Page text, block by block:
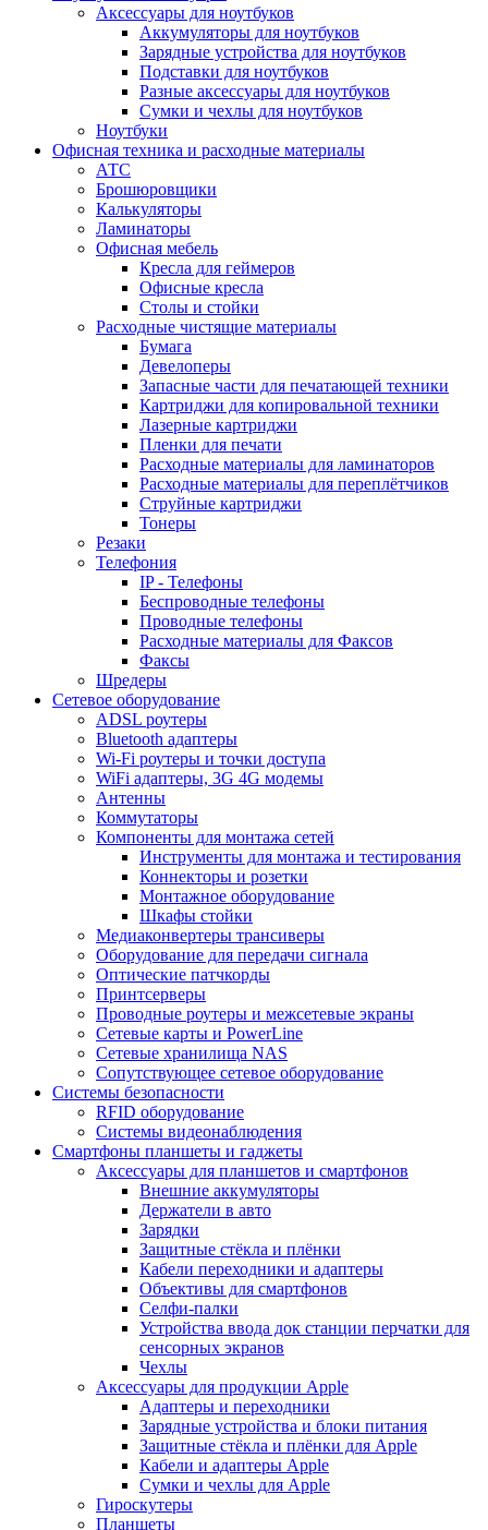
Аксессуары для ноутбуков
Аккумуляторы для ноутбуков
Зарядные устройства для ноутбуков
Подставки для ноутбуков
Разные аксессуары для ноутбуков
Сумки и чехлы для ноутбуков
Ноутбуки
Офисная техника и расходные материалы
АТС
Брошюровщики
Калькуляторы
Ламинаторы
Офисная мебель
Кресла для геймеров
Офисные кресла
Столы и стойки
Расходные чистящие материалы
Бумага
Девелоперы
Запасные части для печатающей техники
Картриджи для копировальной техники
Лазерные картриджи
Пленки для печати
Расходные материалы для ламинаторов
Расходные материалы для переплётчиков
Струйные картриджи
Тонеры
Резаки
Телефония
IP - Телефоны
Беспроводные телефоны
Проводные телефоны
Расходные материалы для Факсов
Факсы
Шредеры
Сетевое оборудование
ADSL роутеры
Bluetooth адаптеры
Wi-Fi роутеры и точки доступа
WiFi адаптеры, 3G 4G модемы
Антенны
Коммутаторы
Компоненты для монтажа сетей
Инструменты для монтажа и тестирования
Коннекторы и розетки
Монтажное оборудование
Шкафы стойки
Медиаконвертеры трансиверы
Оборудование для передачи сигнала
Оптические патчкорды
Принтсерверы
Проводные роутеры и межсетевые экраны
Сетевые карты и PowerLine
Сетевые хранилища NAS
Сопутствующее сетевое оборудование
Системы безопасности
RFID оборудование
Системы видеонаблюдения
Смартфоны планшеты и гаджеты
Аксессуары для планшетов и смартфонов
Внешние аккумуляторы
Держатели в авто
Зарядки
Защитные стёкла и плёнки
Кабели переходники и адаптеры
Объективы для смартфонов
Селфи-палки
Устройства ввода док станции перчатки для
сенсорных экранов
Чехлы
Аксессуары для продукции Apple
Адаптеры и переходники
Зарядные устройства и блоки питания
Защитные стёкла и плёнки для Apple
Кабели и адаптеры Apple
Сумки и чехлы для Apple
Гироскутеры
Планшеты